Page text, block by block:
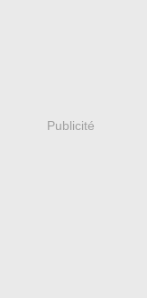
Publicité